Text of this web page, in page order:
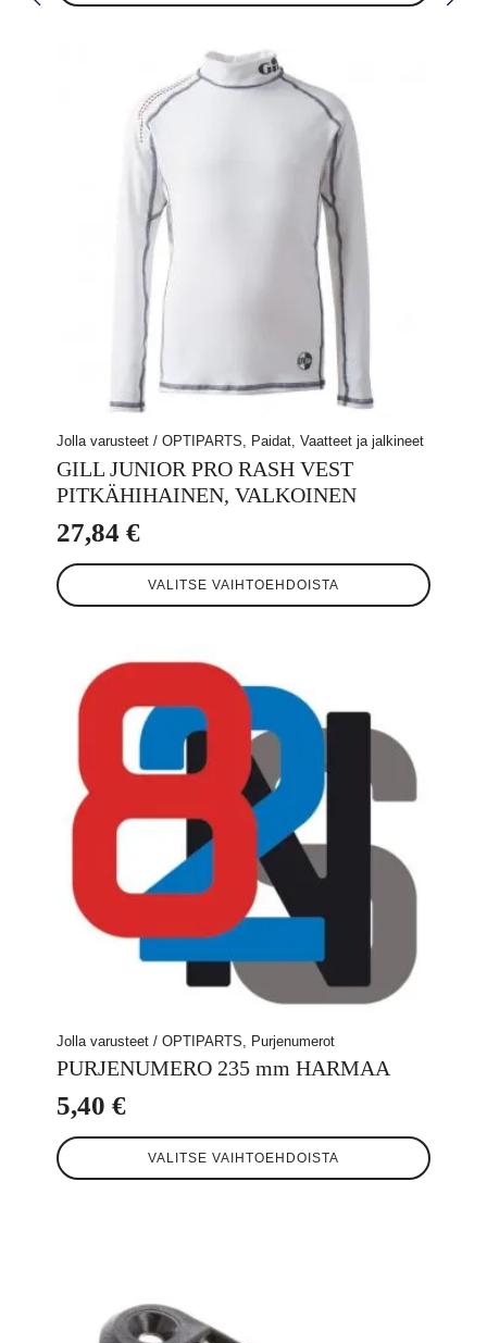
Jolla varusteet / OPTIPARTS, Paidat, Vaatteet ja jalkineet
GILL JUNIOR PRO RASH VEST
PITKÄHIHAINEN, VALKOINEN
27,84 €
VALITSE VAIHTOEHDOISTA
Tällä
tuotteella
tehdä
valinnat
Jolla varusteet / OPTIPARTS, Purjenumerot
PURJENUMERO 235 mm HARMAA
5,40 €
VALITSE VAIHTOEHDOISTA
Tällä
tuotteella
sivulla.